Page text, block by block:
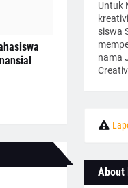
Untuk
siswa
nama
About